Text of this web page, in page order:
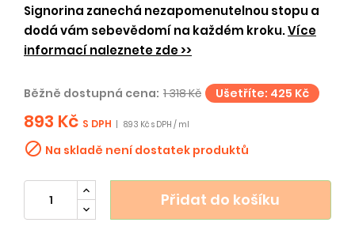
Signorina zanechá nezapomenutelnou stopu a
dodá vám sebevědomí na každém kroku.Více
informací naleznete zde >>
Běžně dostupná cena: 1 318 Kč Ušetříte: 425 Kč
893 Kč S DPH 8.93 Kč s DPH / ml
 Na skladě není dostatek produktů
Přidat do košíku